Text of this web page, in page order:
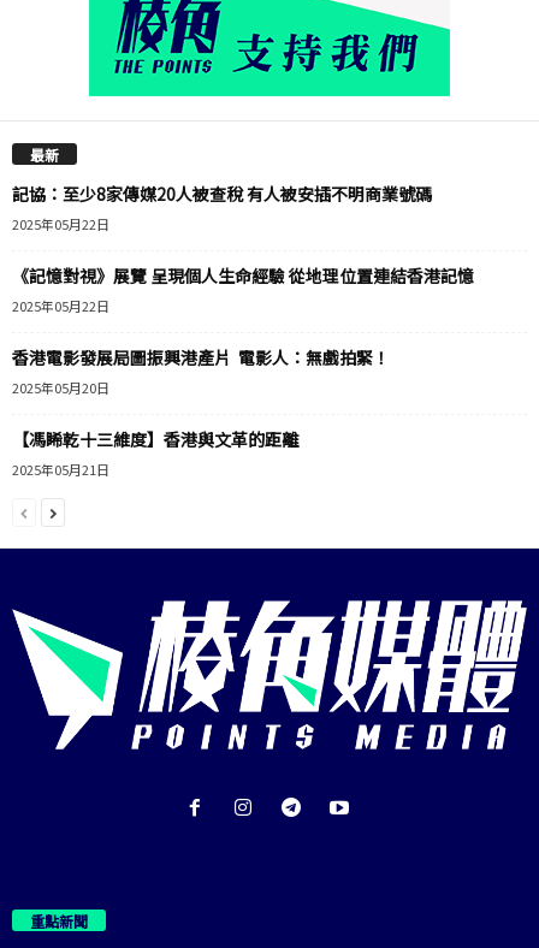
最新
記協：至少8家傳媒20人被查稅 有人被安插不明商業號碼
2025年05月22日
《記憶對視》展覽 呈現個人生命經驗 從地理位置連結香港記憶
2025年05月22日
香港電影發展局圖振興港產片 電影人：無戲拍緊！
2025年05月20日
【馮睎乾十三維度】香港與文革的距離
2025年05月21日
重點新聞